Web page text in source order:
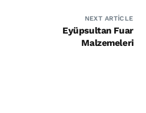
NEXT ARTICLE
Eyüpsultan Fuar
Malzemeleri